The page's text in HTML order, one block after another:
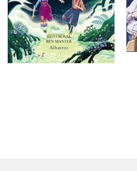
Do košíku
449 Kč
359 Kč